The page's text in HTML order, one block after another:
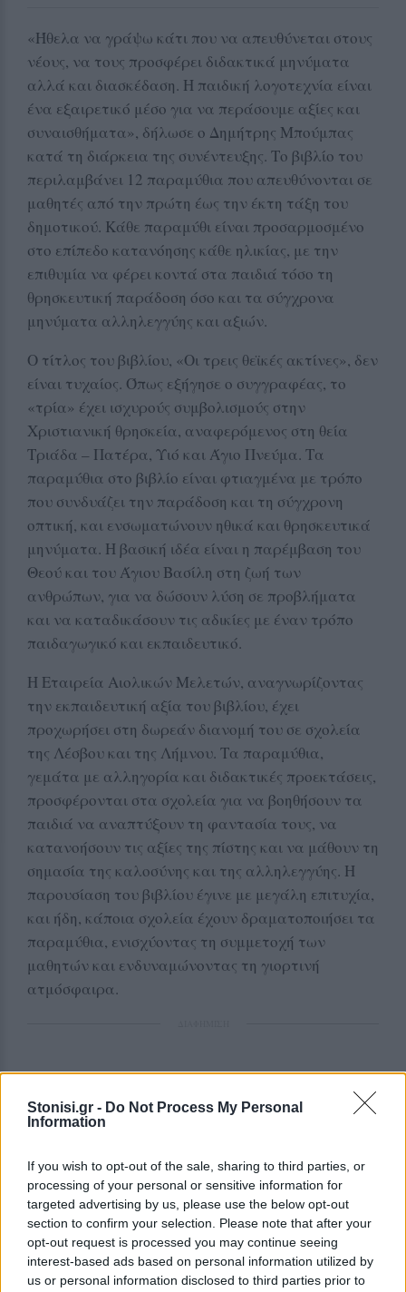
Stonisi.gr - Do Not Process My Personal
Information
If you wish to opt-out of the sale, sharing to third parties, or
processing of your personal or sensitive information for
targeted advertising by us, please use the below opt-out
section to confirm your selection. Please note that after your
opt-out request is processed you may continue seeing
interest-based ads based on personal information utilized by
us or personal information disclosed to third parties prior to
«Ήθελα να γράψω κάτι που να απευθύνεται στους
νέους, να τους προσφέρει διδακτικά μηνύματα
αλλά και διασκέδαση. Η παιδική λογοτεχνία είναι
ένα εξαιρετικό μέσο για να περάσουμε αξίες και
συναισθήματα», δήλωσε ο Δημήτρης Μπούμπας
κατά τη διάρκεια της συνέντευξης. Το βιβλίο του
περιλαμβάνει 12 παραμύθια που απευθύνονται σε
μαθητές από την πρώτη έως την έκτη τάξη του
δημοτικού. Κάθε παραμύθι είναι προσαρμοσμένο
στο επίπεδο κατανόησης κάθε ηλικίας, με την
επιθυμία να φέρει κοντά στα παιδιά τόσο τη
θρησκευτική παράδοση όσο και τα σύγχρονα
μηνύματα αλληλεγγύης και αξιών.
Ο τίτλος του βιβλίου, «Οι τρεις θεϊκές ακτίνες», δεν
είναι τυχαίος. Όπως εξήγησε ο συγγραφέας, το
«τρία» έχει ισχυρούς συμβολισμούς στην
Χριστιανική θρησκεία, αναφερόμενος στη θεία
Τριάδα – Πατέρα, Υιό και Άγιο Πνεύμα. Τα
παραμύθια στο βιβλίο είναι φτιαγμένα με τρόπο
που συνδυάζει την παράδοση και τη σύγχρονη
οπτική, και ενσωματώνουν ηθικά και θρησκευτικά
μηνύματα. Η βασική ιδέα είναι η παρέμβαση του
Θεού και του Άγιου Βασίλη στη ζωή των
ανθρώπων, για να δώσουν λύση σε προβλήματα
και να καταδικάσουν τις αδικίες με έναν τρόπο
παιδαγωγικό και εκπαιδευτικό.
Η Εταιρεία Αιολικών Μελετών, αναγνωρίζοντας
την εκπαιδευτική αξία του βιβλίου, έχει
προχωρήσει στη δωρεάν διανομή του σε σχολεία
της Λέσβου και της Λήμνου. Τα παραμύθια,
γεμάτα με αλληγορία και διδακτικές προεκτάσεις,
προσφέρονται στα σχολεία για να βοηθήσουν τα
παιδιά να αναπτύξουν τη φαντασία τους, να
κατανοήσουν τις αξίες της πίστης και να μάθουν τη
σημασία της καλοσύνης και της αλληλεγγύης. Η
παρουσίαση του βιβλίου έγινε με μεγάλη επιτυχία,
και ήδη, κάποια σχολεία έχουν δραματοποιήσει τα
παραμύθια, ενισχύοντας τη συμμετοχή των
μαθητών και ενδυναμώνοντας τη γιορτινή
ατμόσφαιρα.